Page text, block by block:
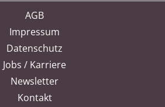
AGB
Impressum
Datenschutz
Jobs / Karriere
Newsletter
Kontakt